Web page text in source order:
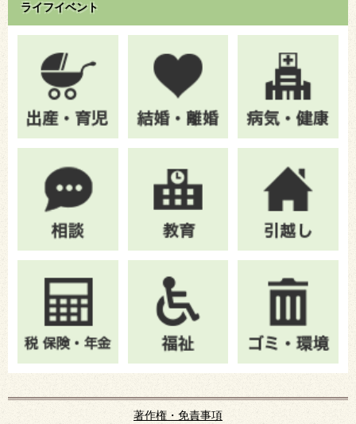
ライフイベント
著作権・免責事項